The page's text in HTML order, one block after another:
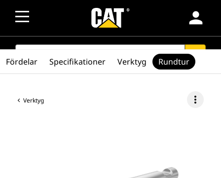
person
SEARCH search
Verktyg more_vert
Fördelar Specifikationer Verktyg Rundtur